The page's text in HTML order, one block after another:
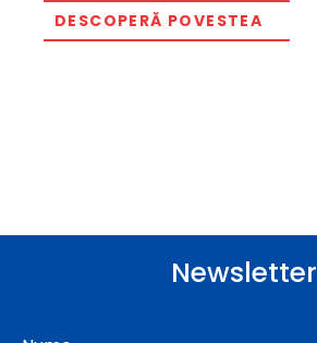
DESCOPERĂ POVESTEA
Newsletter